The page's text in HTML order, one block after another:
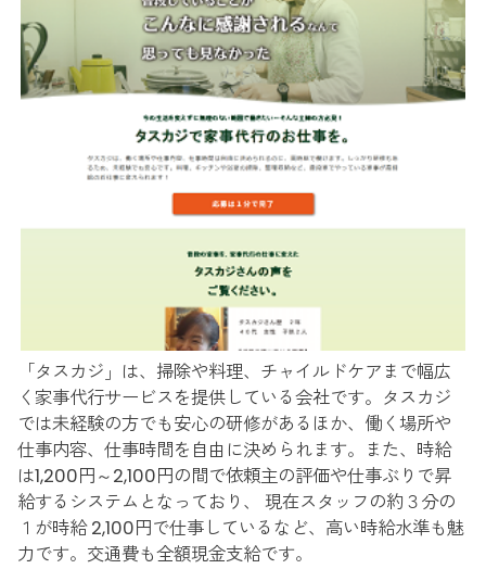
「タスカジ」は、掃除や料理、チャイルドケアまで幅広
く家事代行サービスを提供している会社です。タスカジ
では未経験の方でも安心の研修があるほか、働く場所や
仕事内容、仕事時間を自由に決められます。また、時給
は1,200円～2,100円の間で依頼主の評価や仕事ぶりで昇
給するシステムとなっており、 現在スタッフの約３分の
１が時給 2,100円で仕事しているなど、高い時給水準も魅
力です。交通費も全額現金支給です。